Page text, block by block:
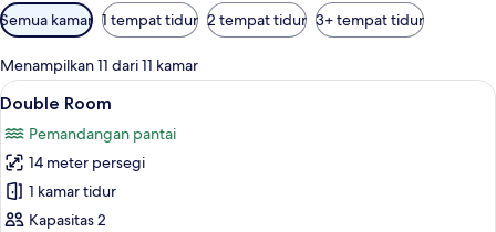
Filter
tersedia
untuk
kamar
Semua kamar 1 tempat tidur 2 tempat tidur 3+ tempat tidur
Menampilkan 11 dari 11 kamar
Lihat
semua
foto
untuk
Double
Room
Busa memori, minibar, setrika/meja
9
Double Room
Pemandangan pantai
14 meter persegi
1 kamar tidur
Kapasitas 2